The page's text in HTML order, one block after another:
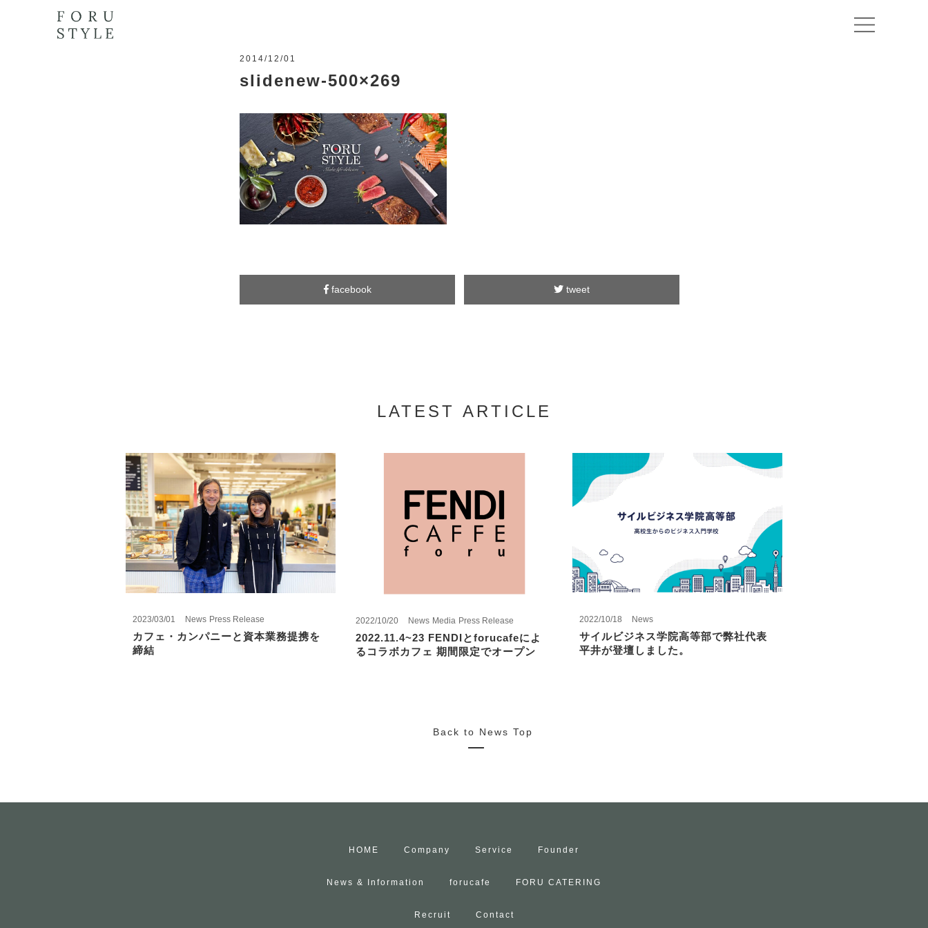
2014/12/01
slidenew-500×269
facebook tweet
LATEST ARTICLE
2023/03/01 News Press Release
カフェ・カンパニーと資本業務提携を
締結
2022/10/20 News Media Press Release
2022.11.4~23 FENDIとforucafeによ
るコラボカフェ 期間限定でオープン
2022/10/18 News
サイルビジネス学院高等部で弊社代表
平井が登壇しました。
Back to News Top
HOME Company Service Founder
News & Information forucafe FORU CATERING
Recruit Contact